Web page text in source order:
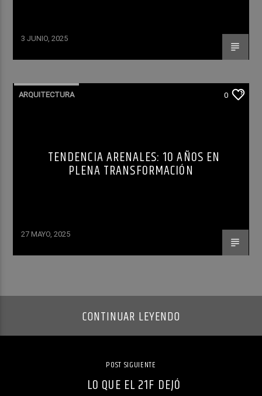
3 JUNIO, 2025
ARQUITECTURA 0
TENDENCIA ARENALES: 10 AÑOS EN
PLENA TRANSFORMACIÓN
27 MAYO, 2025
CONTINUAR LEYENDO
POST SIGUIENTE
LO QUE EL 21F DEJÓ